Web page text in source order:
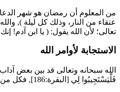
من المعلوم أن رمضان هو شهر
عتقاء من النار، وذلك كل ليلة ),
تعالى؛ لأن الله يقول: ( يا ابن آدم!
الاستجابة لأوامر الله
الله سبحانه وتعالى قد بين بعض
فَلْيَسْتَجِيبُوا لِي [البقرة:186], فكل من استجاب أوامر الله واجتنب نواهيه فإن إجابة الدعاء في حقه قريبة.